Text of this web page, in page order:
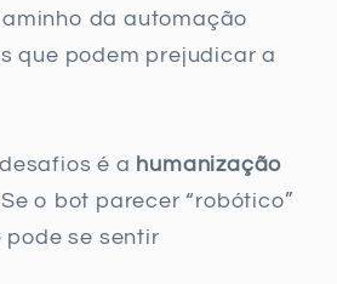
da automação
que podem prejudicar a
é a humanização
o bot parecer “robótico”
se sentir